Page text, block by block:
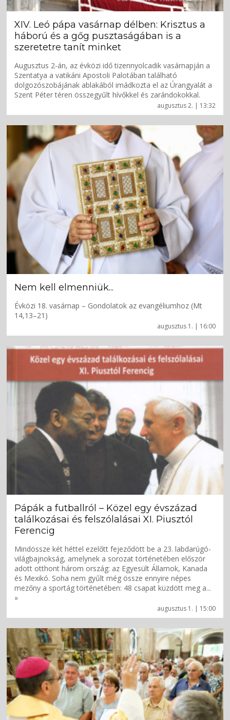
augusztus 2. | 13:32
XIV. Leó pápa vasárnap délben: Krisztus a
háború és a gőg pusztaságában is a
szeretetre tanít minket
Augusztus 2-án, az évközi idő tizennyolcadik vasárnapján a
Szentatya a vatikáni Apostoli Palotában található
dolgozószobájának ablakából imádkozta el az Úrangyalát a
Szent Péter téren összegyűlt hívőkkel és zarándokokkal.
augusztus 1. | 16:00
Nem kell elmenniük...
Évközi 18. vasárnap – Gondolatok az evangéliumhoz (Mt
14,13–21)
augusztus 1. | 15:00
Pápák a futballról – Közel egy évszázad
találkozásai és felszólalásai XI. Piusztól
Ferencig
Mindössze két héttel ezelőtt fejeződött be a 23. labdarúgó-
világbajnokság, amelynek a sorozat történetében először
adott otthont három ország: az Egyesült Államok, Kanada
és Mexikó. Soha nem gyűlt még össze ennyire népes
mezőny a sportág történetében: 48 csapat küzdött meg a...
»